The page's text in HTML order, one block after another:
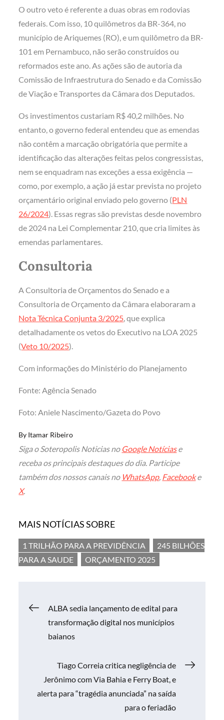
O outro veto é referente a duas obras em rodovias
federais. Com isso, 10 quilômetros da BR-364, no
município de Ariquemes (RO), e um quilômetro da BR-
101 em Pernambuco, não serão construídos ou
reformados este ano. As ações são de autoria da
Comissão de Infraestrutura do Senado e da Comissão
de Viação e Transportes da Câmara dos Deputados.
Os investimentos custariam R$ 40,2 milhões. No
entanto, o governo federal entendeu que as emendas
não contêm a marcação obrigatória que permite a
identificação das alterações feitas pelos congressistas,
nem se enquadram nas exceções a essa exigência —
como, por exemplo, a ação já estar prevista no projeto
orçamentário original enviado pelo governo (PLN
26/2024). Essas regras são previstas desde novembro
de 2024 na Lei Complementar 210, que cria limites às
emendas parlamentares.
Consultoria
A Consultoria de Orçamentos do Senado e a
Consultoria de Orçamento da Câmara elaboraram a
Nota Técnica Conjunta 3/2025, que explica
detalhadamente os vetos do Executivo na LOA 2025
(Veto 10/2025).
Com informações do Ministério do Planejamento
Fonte: Agência Senado
Foto: Aniele Nascimento/Gazeta do Povo
By Itamar Ribeiro
Siga o Soteropolis Noticias no Google Notíciase
receba os principais destaques do dia. Participe
também dos nossos canais no WhatsApp, Facebooke
X.
MAIS NOTÍCIAS SOBRE
1 TRILHÃO PARA A PREVIDÊNCIA
245 BILHÕES
PARA A SAUDE
ORÇAMENTO 2025
Navegação
de
Post
ALBA sedia lançamento de edital para
transformação digital nos municípios
baianos
Tiago Correia critica negligência de
Jerônimo com Via Bahia e Ferry Boat, e
alerta para “tragédia anunciada” na saída
para o feriadão